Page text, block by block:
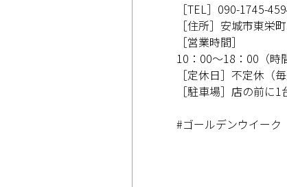
閉じる
［TEL］090-1745-
［住所］安城市東栄
［営業時間］
10：00～18：00（時
［定休日］不定休（
［駐車場］店の前に1
#ゴールデンウイーク